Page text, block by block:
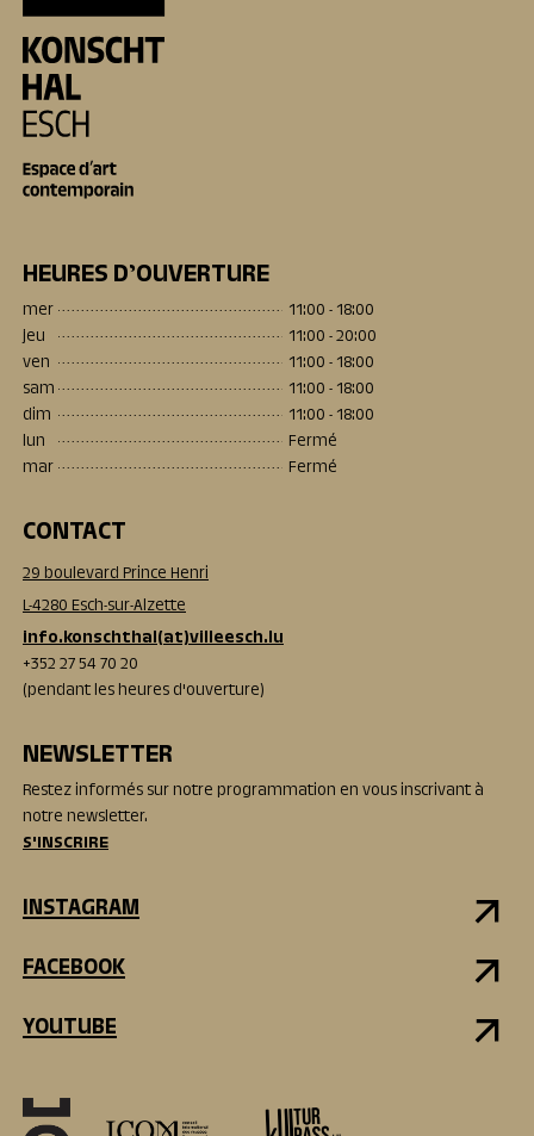
HEURES D’OUVERTURE
mer
11:00 - 18:00
jeu
11:00 - 20:00
ven
11:00 - 18:00
sam
11:00 - 18:00
dim
11:00 - 18:00
lun
Fermé
mar
Fermé
CONTACT
29 boulevard Prince Henri
L-4280 Esch-sur-Alzette
info.konschthal(at)villeesch.lu
+352 27 54 70 20
(pendant les heures d'ouverture)
NEWSLETTER
Restez informés sur notre programmation en vous inscrivant à
notre newsletter.
S'INSCRIRE
INSTAGRAM
FACEBOOK
YOUTUBE